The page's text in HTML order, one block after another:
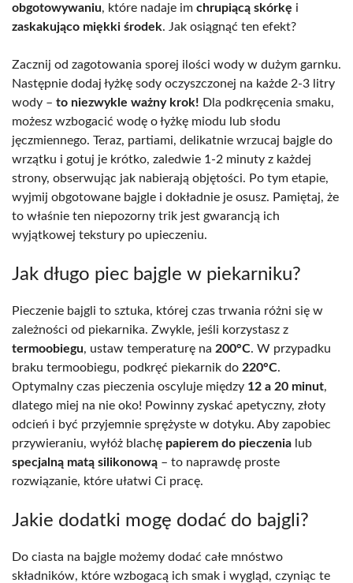
obgotowywaniu, które nadaje im chrupiącą skórkę i
zaskakująco miękki środek. Jak osiągnąć ten efekt?
Zacznij od zagotowania sporej ilości wody w dużym garnku.
Następnie dodaj łyżkę sody oczyszczonej na każde 2-3 litry
wody – to niezwykle ważny krok! Dla podkręcenia smaku,
możesz wzbogacić wodę o łyżkę miodu lub słodu
jęczmiennego. Teraz, partiami, delikatnie wrzucaj bajgle do
wrzątku i gotuj je krótko, zaledwie 1-2 minuty z każdej
strony, obserwując jak nabierają objętości. Po tym etapie,
wyjmij obgotowane bajgle i dokładnie je osusz. Pamiętaj, że
to właśnie ten niepozorny trik jest gwarancją ich
wyjątkowej tekstury po upieczeniu.
Jak długo piec bajgle w piekarniku?
Pieczenie bajgli to sztuka, której czas trwania różni się w
zależności od piekarnika. Zwykle, jeśli korzystasz z
termoobiegu, ustaw temperaturę na 200°C. W przypadku
braku termoobiegu, podkręć piekarnik do 220°C.
Optymalny czas pieczenia oscyluje między 12 a 20 minut,
dlatego miej na nie oko! Powinny zyskać apetyczny, złoty
odcień i być przyjemnie sprężyste w dotyku. Aby zapobiec
przywieraniu, wyłóż blachę papierem do pieczenia lub
specjalną matą silikonową – to naprawdę proste
rozwiązanie, które ułatwi Ci pracę.
Jakie dodatki mogę dodać do bajgli?
Do ciasta na bajgle możemy dodać całe mnóstwo
składników, które wzbogacą ich smak i wygląd, czyniąc te